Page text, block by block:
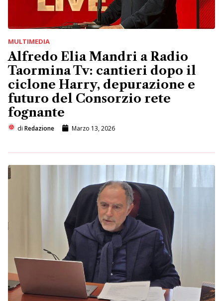
MULTIMEDIA
Alfredo Elia Mandri a Radio
Taormina Tv: cantieri dopo il
ciclone Harry, depurazione e
futuro del Consorzio rete
fognante
di Redazione Marzo 13, 2026